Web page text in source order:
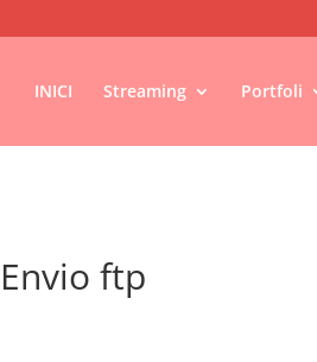
INICI Streaming Portfoli
Envio ftp